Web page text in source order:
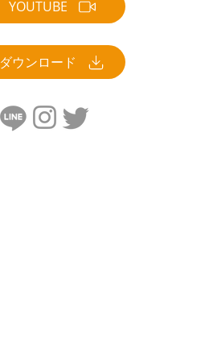
YOUTUBE
ダウンロード